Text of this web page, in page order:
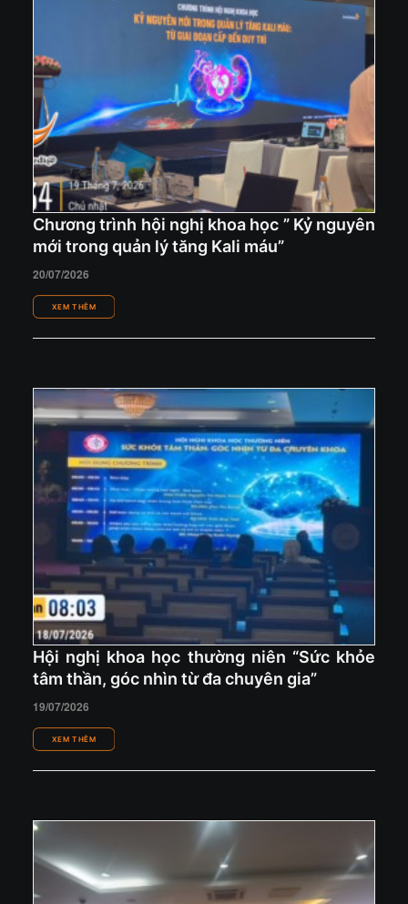
Chương trình hội nghị khoa học ” Kỷ nguyên
mới trong quản lý tăng Kali máu”
20/07/2026
Hội nghị khoa học thường niên “Sức khỏe
tâm thần, góc nhìn từ đa chuyên gia”
19/07/2026